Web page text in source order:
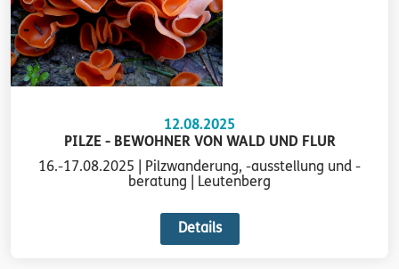
12.08.2025
PILZE - BEWOHNER VON WALD UND FLUR
16.-17.08.2025 | Pilzwanderung, -ausstellung und -
beratung | Leutenberg
Details